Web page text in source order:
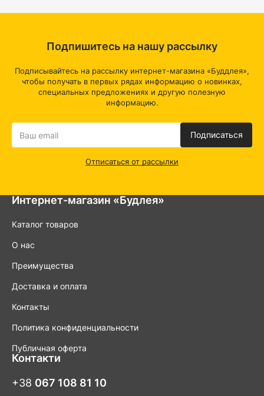
Интернет-магазин «Будлея»
Каталог товаров
О нас
Преимущества
Доставка и оплата
Контакты
Политика конфиденциальности
Публичная оферта
Контакти
+38 067 108 81 10
Подпишитесь на нашу рассылку
Подписывайтесь на рассылку интернет-магазина «Буддлея»,
чтобы получать в первых рядах информацию о новинках,
специальных предложениях и другую полезную
информацию.
Подписаться
Отписаться от рассылки